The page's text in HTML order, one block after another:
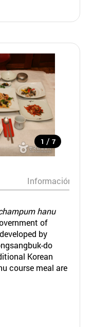
1 / 7
Información
hanu
of
by
do
Korean
course meal are